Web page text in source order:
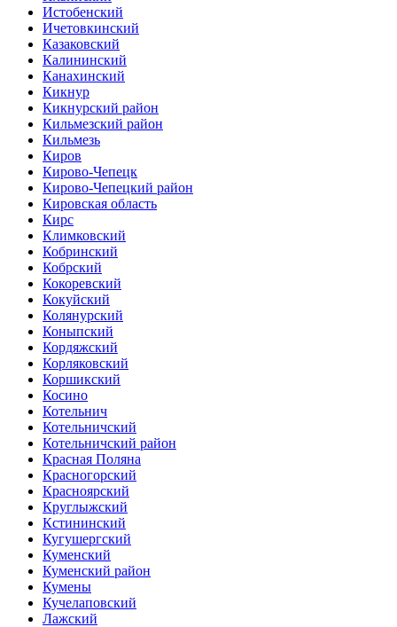
Истобенский
Ичетовкинский
Казаковский
Калининский
Канахинский
Кикнур
Кикнурский район
Кильмезский район
Кильмезь
Киров
Кирово-Чепецк
Кирово-Чепецкий район
Кировская область
Кирс
Климковский
Кобринский
Кобрский
Кокоревский
Кокуйский
Колянурский
Коныпский
Кордяжский
Корляковский
Коршикский
Косино
Котельнич
Котельничский
Котельничский район
Красная Поляна
Красногорский
Красноярский
Круглыжский
Кстининский
Кугушергский
Куменский
Куменский район
Кумены
Кучелаповский
Лажский